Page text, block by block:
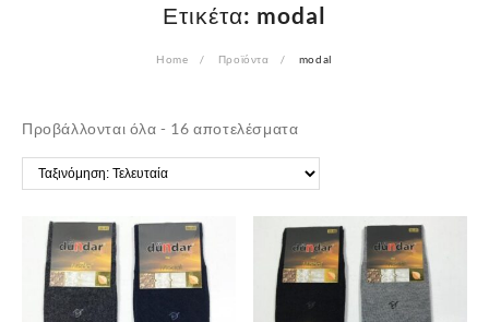
Ετικέτα: modal
Home Προϊόντα modal
Προβάλλονται όλα - 16 αποτελέσματαSorted
by
latest